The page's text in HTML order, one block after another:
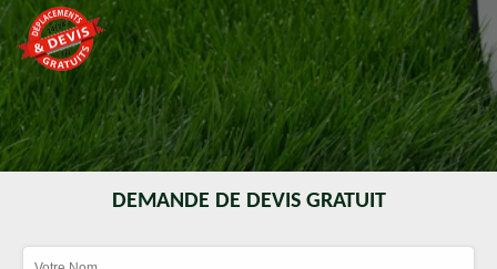
DEMANDE DE DEVIS GRATUIT